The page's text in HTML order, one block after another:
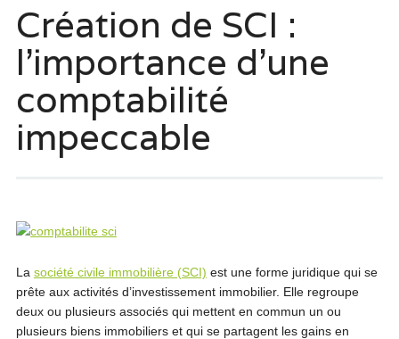
Création de SCI :
l’importance d’une
comptabilité
impeccable
La société civile immobilière (SCI) est une forme juridique qui se
prête aux activités d’investissement immobilier. Elle regroupe
deux ou plusieurs associés qui mettent en commun un ou
plusieurs biens immobiliers et qui se partagent les gains en